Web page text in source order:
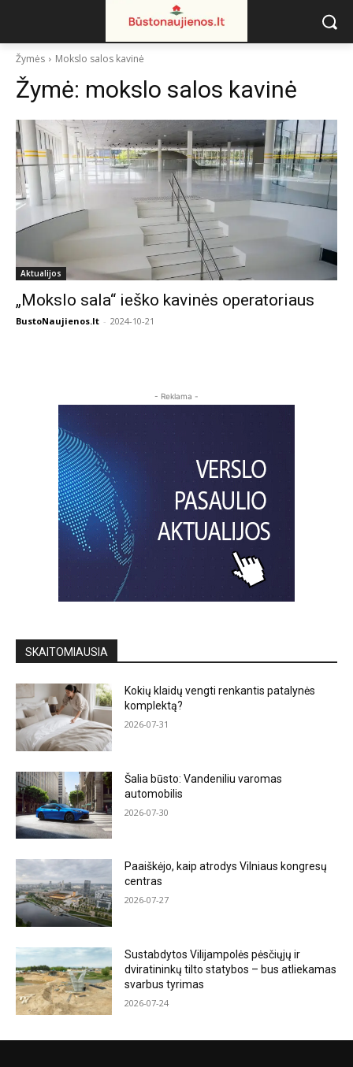
Žymės Mokslo salos kavinė
Žymė: mokslo salos kavinė
Aktualijos
„Mokslo sala“ ieško kavinės operatoriaus
BustoNaujienos.lt - 2024-10-21
- Reklama -
SKAITOMIAUSIA
Kokių klaidų vengti renkantis patalynės
komplektą?
2026-07-31
Šalia būsto: Vandeniliu varomas
automobilis
2026-07-30
Paaiškėjo, kaip atrodys Vilniaus kongresų
centras
2026-07-27
Sustabdytos Vilijampolės pėsčiųjų ir
dviratininkų tilto statybos – bus atliekamas
svarbus tyrimas
2026-07-24